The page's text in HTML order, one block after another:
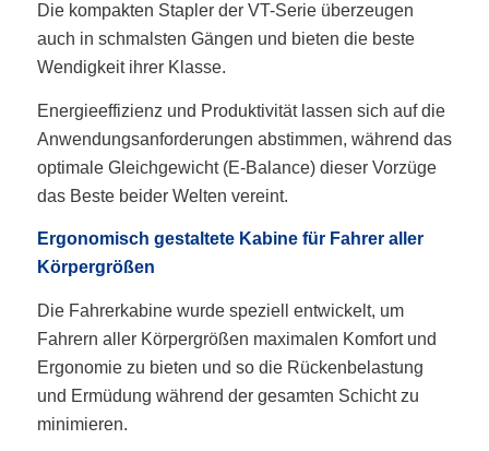
Die kompakten Stapler der VT-Serie überzeugen
auch in schmalsten Gängen und bieten die beste
Wendigkeit ihrer Klasse.
Energieeffizienz und Produktivität lassen sich auf die
Anwendungsanforderungen abstimmen, während das
optimale Gleichgewicht (E-Balance) dieser Vorzüge
das Beste beider Welten vereint.
Ergonomisch gestaltete Kabine für Fahrer aller
Körpergrößen
Die Fahrerkabine wurde speziell entwickelt, um
Fahrern aller Körpergrößen maximalen Komfort und
Ergonomie zu bieten und so die Rückenbelastung
und Ermüdung während der gesamten Schicht zu
minimieren.